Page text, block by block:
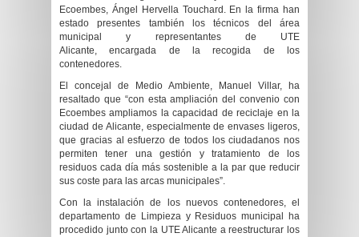
Ecoembes, Ángel Hervella Touchard. En la firma han
estado presentes también los técnicos del área
municipal y representantes de UTE
Alicante,encargada de la recogida de los
contenedores.
El concejal de Medio Ambiente, Manuel Villar, ha
resaltado que “con esta ampliación del convenio con
Ecoembes ampliamos la capacidad de reciclaje en la
ciudad de Alicante, especialmente de envases ligeros,
que gracias al esfuerzo de todos los ciudadanos nos
permiten tener una gestión y tratamiento de los
residuos cada día más sostenible a la par que reducir
sus coste para las arcas municipales”.
Con la instalación de los nuevos contenedores, el
departamento de Limpieza y Residuos municipal ha
procedido junto con la UTE Alicante a reestructurar los